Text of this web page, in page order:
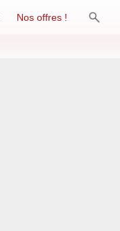
Nos offres ! ×